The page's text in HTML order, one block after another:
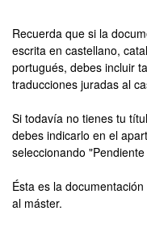
Recuerda que si la
escrita en castellano,
portugués, debes incluir
traducciones juradas al
Si todavía no tienes tu
debes indicarlo en el
seleccionando
Ésta es la
al máster.